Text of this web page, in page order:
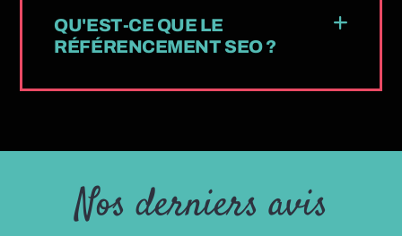
QU'EST-CE QUE LE
RÉFÉRENCEMENT SEO ?
Nos derniers avis